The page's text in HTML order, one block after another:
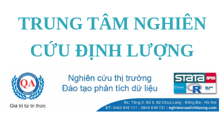
TRUNG TÂM NGHIÊN
CỨU ĐỊNH LƯỢNG